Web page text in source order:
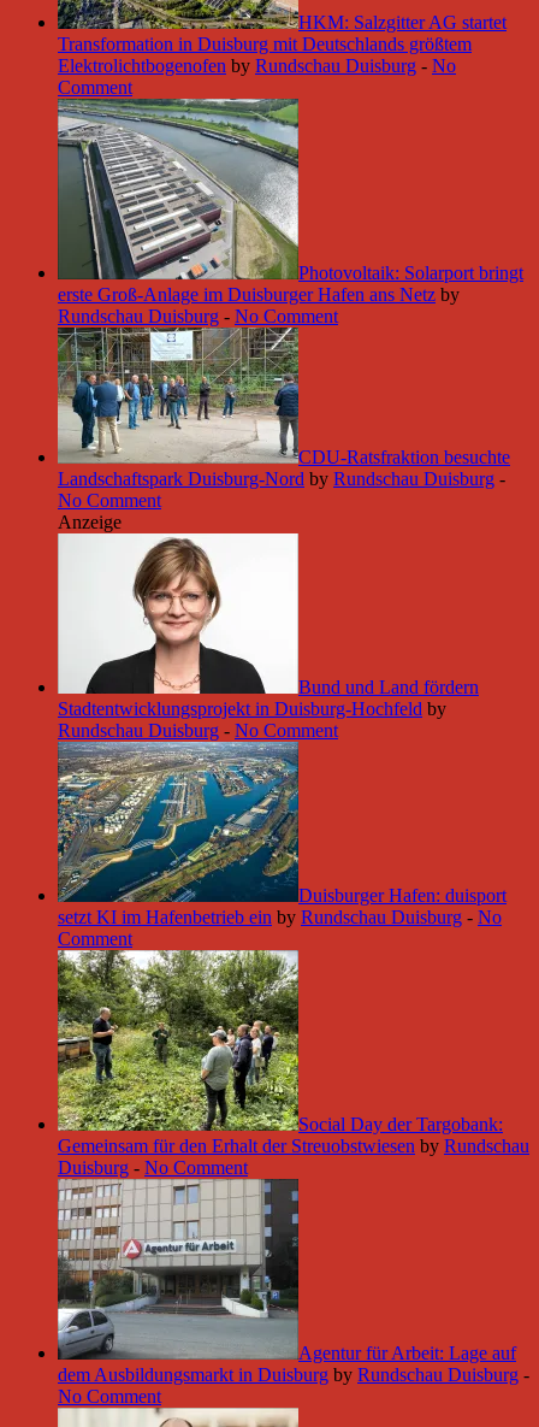
HKM: Salzgitter AG startet
Transformation in Duisburg mit Deutschlands größtem
Elektrolichtbogenofen by Rundschau Duisburg - No
Comment
Photovoltaik: Solarport bringt
erste Groß-Anlage im Duisburger Hafen ans Netz by
Rundschau Duisburg - No Comment
CDU-Ratsfraktion besuchte
Landschaftspark Duisburg-Nord by Rundschau Duisburg -
No Comment
Anzeige
Bund und Land fördern
Stadtentwicklungsprojekt in Duisburg-Hochfeld by
Rundschau Duisburg - No Comment
Duisburger Hafen: duisport
setzt KI im Hafenbetrieb ein by Rundschau Duisburg - No
Comment
Social Day der Targobank:
Gemeinsam für den Erhalt der Streuobstwiesen by Rundschau
Duisburg - No Comment
Agentur für Arbeit: Lage auf
dem Ausbildungsmarkt in Duisburg by Rundschau Duisburg -
No Comment